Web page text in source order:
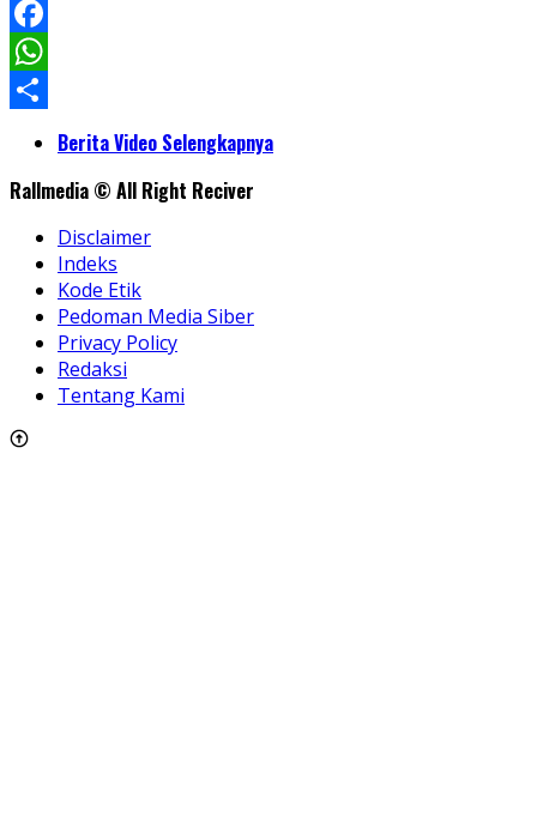
LinkedIn
Facebook
WhatsApp
ShareBerita Video Selengkapnya
Rallmedia © All Right Reciver
Disclaimer
Indeks
Kode Etik
Pedoman Media Siber
Privacy Policy
Redaksi
Tentang Kami